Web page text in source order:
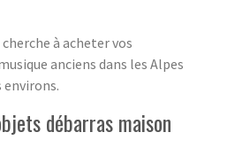
à acheter vos
anciens dans les Alpes
débarras maison